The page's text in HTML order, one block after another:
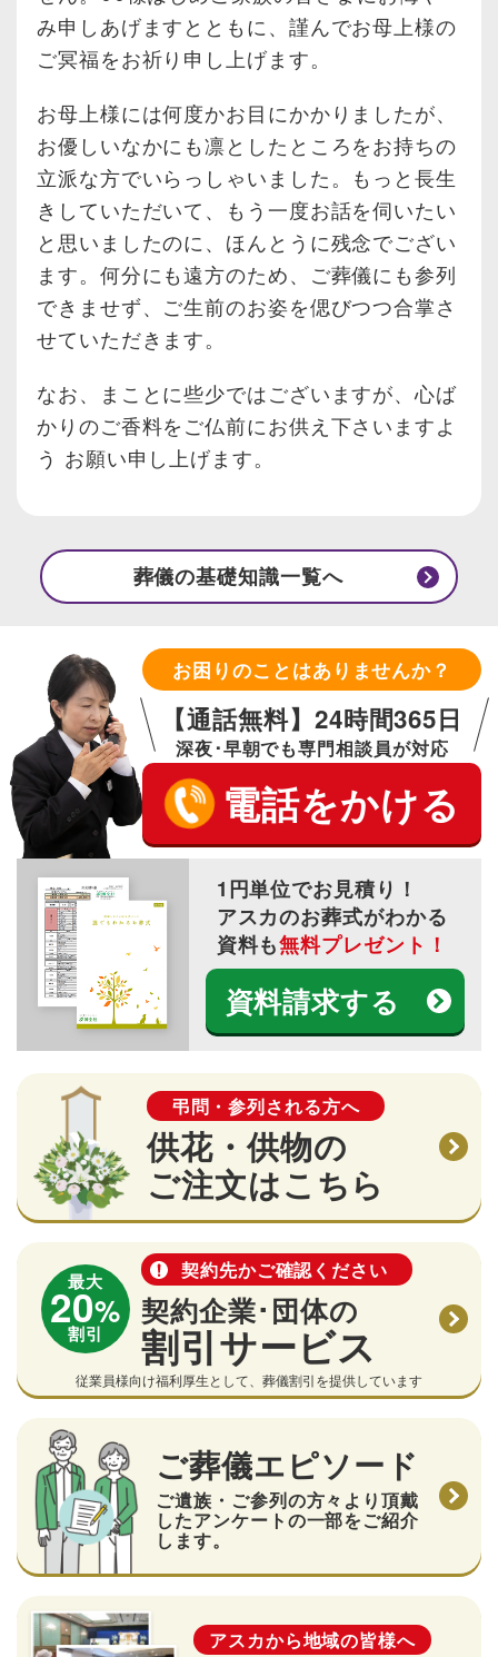
み申しあげますとともに、謹んでお母上様の
ご冥福をお祈り申し上げます。
お母上様には何度かお目にかかりましたが、
お優しいなかにも凛としたところをお持ちの
立派な方でいらっしゃいました。もっと長生
きしていただいて、もう一度お話を伺いたい
と思いましたのに、ほんとうに残念でござい
ます。何分にも遠方のため、ご葬儀にも参列
できませず、ご生前のお姿を偲びつつ合掌さ
せていただきます。
なお、まことに些少ではございますが、心ば
かりのご香料をご仏前にお供え下さいますよ
う お願い申し上げます。
葬儀の基礎知識一覧へ
お困りのことはありませんか？
【通話無料】24時間365日
深夜･早朝でも専門相談員が対応
電話をかける
1円単位でお見積り！
アスカのお葬式がわかる
資料も無料プレゼント！
資料請求する
弔問・参列される方へ
供花・供物の
ご注文はこちら
最大
20%
割引
契約先かご確認ください
契約企業･団体の
割引サービス
従業員様向け福利厚生として、葬儀割引を提供しています
ご葬儀エピソード
ご遺族・ご参列の方々より頂戴
したアンケートの一部をご紹介
します。
アスカから地域の皆様へ